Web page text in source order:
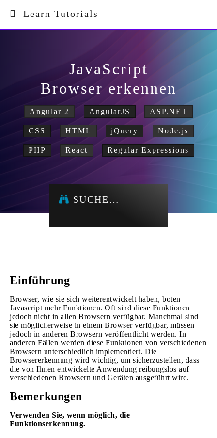
Learn Tutorials
JavaScript
Browser erkennen
Angular 2 AngularJS ASP.NET
CSS HTML jQuery Node.js
PHP React Regular Expressions
SUCHE…
Einführung
Browser, wie sie sich weiterentwickelt haben, boten
Javascript mehr Funktionen. Oft sind diese Funktionen
jedoch nicht in allen Browsern verfügbar. Manchmal sind
sie möglicherweise in einem Browser verfügbar, müssen
jedoch in anderen Browsern veröffentlicht werden. In
anderen Fällen werden diese Funktionen von verschiedenen
Browsern unterschiedlich implementiert. Die
Browsererkennung wird wichtig, um sicherzustellen, dass
die von Ihnen entwickelte Anwendung reibungslos auf
verschiedenen Browsern und Geräten ausgeführt wird.
Bemerkungen
Verwenden Sie, wenn möglich, die
Funktionserkennung.